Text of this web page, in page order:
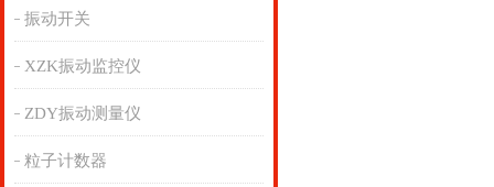
振动开关
XZK振动监控仪
ZDY振动测量仪
粒子计数器